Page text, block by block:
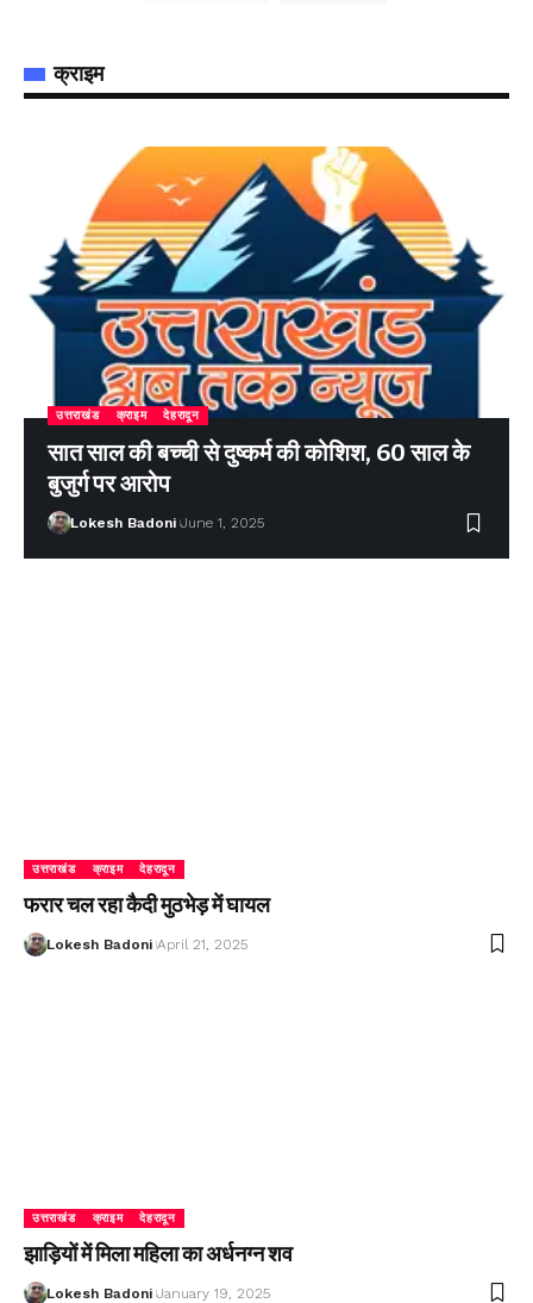
क्राइम
उत्तराखंड क्राइम देहरादून
सात साल की बच्ची से दुष्कर्म की कोशिश, 60 साल के
बुजुर्ग पर आरोप
Lokesh Badoni June 1, 2025
उत्तराखंड क्राइम देहरादून
फरार चल रहा कैदी मुठभेड़ में घायल
Lokesh Badoni April 21, 2025
उत्तराखंड क्राइम देहरादून
झाड़ियों में मिला महिला का अर्धनग्न शव
Lokesh Badoni January 19, 2025